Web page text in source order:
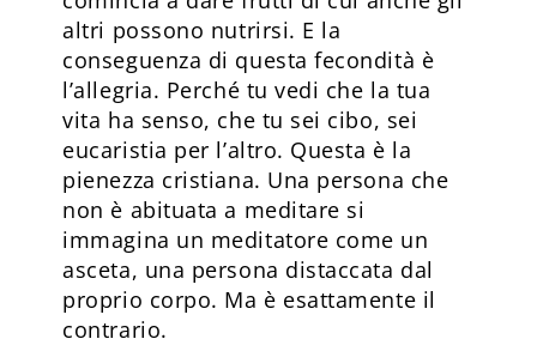
altri possono nutrirsi. E la
conseguenza di questa fecondità è
l’allegria. Perché tu vedi che la tua
vita ha senso, che tu sei cibo, sei
eucaristia per l’altro. Questa è la
pienezza cristiana. Una persona che
non è abituata a meditare si
immagina un meditatore come un
asceta, una persona distaccata dal
proprio corpo. Ma è esattamente il
contrario.